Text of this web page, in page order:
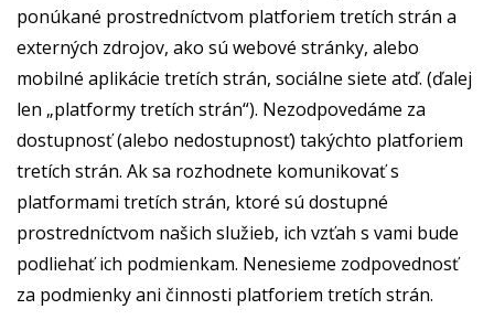
ponúkané prostredníctvom platforiem tretích strán a
externých zdrojov, ako sú webové stránky, alebo
mobilné aplikácie tretích strán, sociálne siete atď. (ďalej
len „platformy tretích strán“). Nezodpovedáme za
dostupnosť (alebo nedostupnosť) takýchto platforiem
tretích strán. Ak sa rozhodnete komunikovať s
platformami tretích strán, ktoré sú dostupné
prostredníctvom našich služieb, ich vzťah s vami bude
podliehať ich podmienkam. Nenesieme zodpovednosť
za podmienky ani činnosti platforiem tretích strán.